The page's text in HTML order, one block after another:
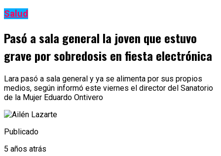
Salud
Pasó a sala general la joven que estuvo
grave por sobredosis en fiesta electrónica
Lara pasó a sala general y ya se alimenta por sus propios
medios, según informó este viernes el director del Sanatorio
de la Mujer Eduardo Ontivero
Publicado
5 años atrás